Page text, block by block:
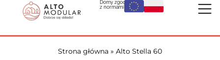
Domy zgodne
z normami UE:
Strona główna » Alto Stella 60